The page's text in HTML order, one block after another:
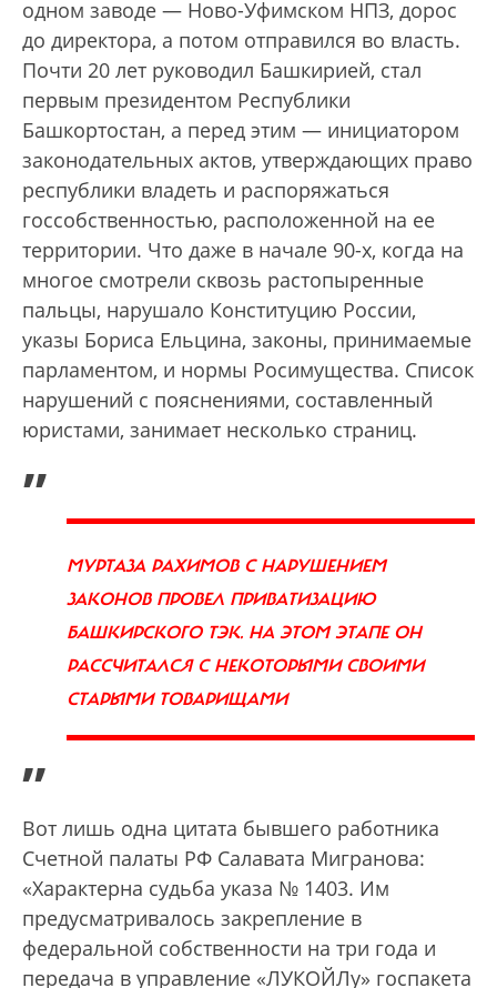
одном заводе — Ново-Уфимском НПЗ, дорос
до директора, а потом отправился во власть.
Почти 20 лет руководил Башкирией, стал
первым президентом Республики
Башкортостан, а перед этим — инициатором
законодательных актов, утверждающих право
республики владеть и распоряжаться
госсобственностью, расположенной на ее
территории. Что даже в начале 90-х, когда на
многое смотрели сквозь растопыренные
пальцы, нарушало Конституцию России,
указы Бориса Ельцина, законы, принимаемые
парламентом, и нормы Росимущества. Список
нарушений с пояснениями, составленный
юристами, занимает несколько страниц.
„
МУРТАЗА РАХИМОВ С НАРУШЕНИЕМ
ЗАКОНОВ ПРОВЕЛ ПРИВАТИЗАЦИЮ
БАШКИРСКОГО ТЭК. НА ЭТОМ ЭТАПЕ ОН
РАССЧИТАЛСЯ С НЕКОТОРЫМИ СВОИМИ
СТАРЫМИ ТОВАРИЩАМИ
”
Вот лишь одна цитата бывшего работника
Счетной палаты РФ Салавата Мигранова:
«Характерна судьба указа № 1403. Им
предусматривалось закрепление в
федеральной собственности на три года и
передача в управление «ЛУКОЙЛу» госпакета